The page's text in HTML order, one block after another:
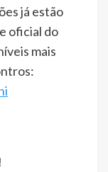
já estão
oficial do
mais